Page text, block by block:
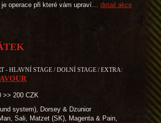
operace při které vám upraví… detail akce
- HLAVNÍ STAGE / DOLNÍ STAGE / EXTRA:
>> 200 CZK
system), Dorsey & Dzunior
Sali, Matzet (SK), Magenta & Pain,